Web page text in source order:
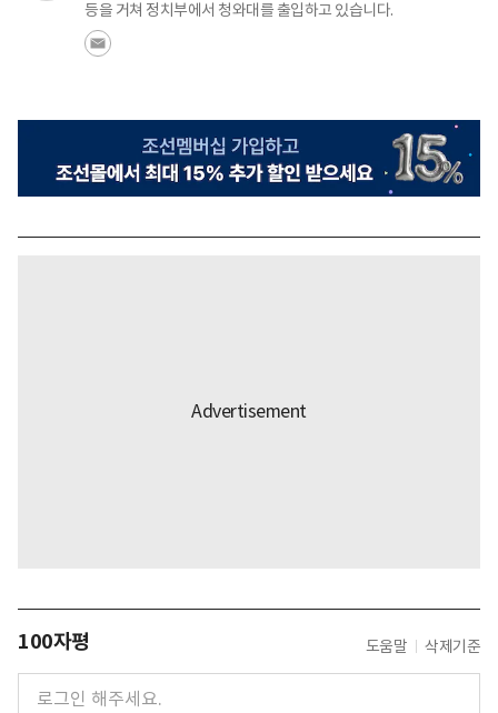
등을 거쳐 정치부에서 청와대를 출입하고 있습니다.
100자평 도움말 삭제기준